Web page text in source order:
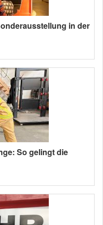
in der
So gelingt die